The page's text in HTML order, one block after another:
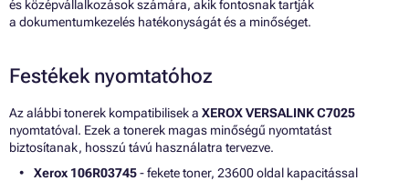
és középvállalkozások számára, akik fontosnak tartják
a dokumentumkezelés hatékonyságát és a minőséget.
Festékek nyomtatóhoz
Az alábbi tonerek kompatibilisek a XEROX VERSALINK C7025
nyomtatóval. Ezek a tonerek magas minőségű nyomtatást
biztosítanak, hosszú távú használatra tervezve.
Xerox 106R03745- fekete toner, 23600 oldal kapacitással